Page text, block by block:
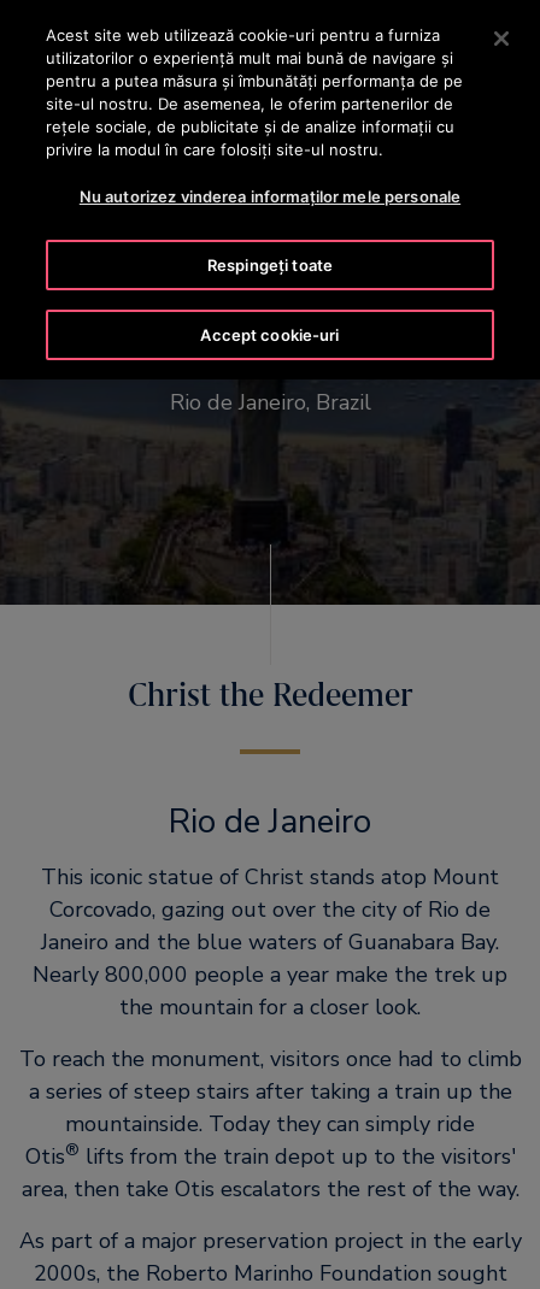
Apăsați Enter pentru a trece la conținutul principal
CAUTA
Statuia Mântuitorului
Rio de Janeiro, Brazil
Christ the Redeemer
Rio de Janeiro
This iconic statue of Christ stands atop Mount
Corcovado, gazing out over the city of Rio de
Janeiro and the blue waters of Guanabara Bay.
Nearly 800,000 people a year make the trek up
the mountain for a closer look.
To reach the monument, visitors once had to climb
a series of steep stairs after taking a train up the
mountainside. Today they can simply ride
Otis® lifts from the train depot up to the visitors'
area, then take Otis escalators the rest of the way.
As part of a major preservation project in the early
2000s, the Roberto Marinho Foundation sought
Acest site web utilizează cookie-uri pentru a furniza
utilizatorilor o experienţă mult mai bună de navigare și
pentru a putea măsura și îmbunătăți performanța de pe
site-ul nostru. De asemenea, le oferim partenerilor de
rețele sociale, de publicitate și de analize informații cu
privire la modul în care folosiți site-ul nostru.
Nu autorizez vinderea informaților mele personale
Respingeți toate
Accept cookie-uri